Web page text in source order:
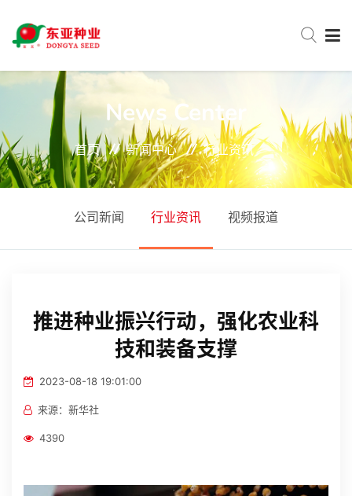
网站首页
关于东亚
服务与支持
News Center
首页 新闻中心 行业资讯
公司新闻 行业资讯 视频报道
推进种业振兴行动，强化农业科
技和装备支撑
2023-08-18 19:01:00
来源：新华社
4390